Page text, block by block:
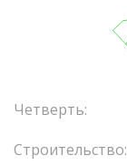
Четверть:
Строительство: